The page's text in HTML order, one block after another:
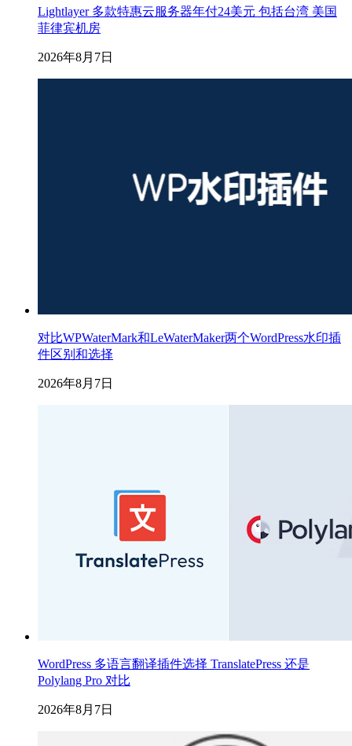
Lightlayer 多款特惠云服务器年付24美元 包括台湾 美国
菲律宾机房
2026年8月7日
对比WPWaterMark和LeWaterMaker两个WordPress水印插
件区别和选择
2026年8月7日
WordPress 多语言翻译插件选择 TranslatePress 还是
Polylang Pro 对比
2026年8月7日